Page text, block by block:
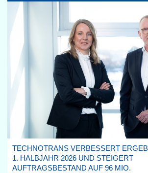
TECHNOTRANS VERBESSERT
1. HALBJAHR 2026 UND STEIGERT
AUFTRAGSBESTAND AUF 96 MIO.